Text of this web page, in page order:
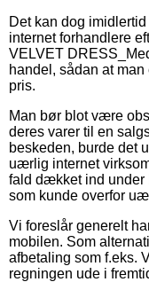
Det kan dog
internet forhandlere
VELVET
handel, sådan at
pris.
Man bør blot være
deres varer til en
beskeden, burde det
uærlig internet
fald dækket ind
som kunde overfor
Vi foreslår generelt
mobilen. Som
afbetaling som f.eks.
regningen ude i